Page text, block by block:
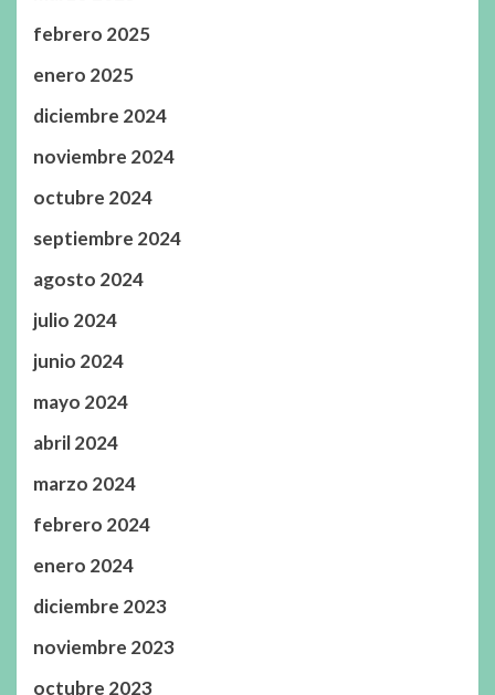
febrero 2025
enero 2025
diciembre 2024
noviembre 2024
octubre 2024
septiembre 2024
agosto 2024
julio 2024
junio 2024
mayo 2024
abril 2024
marzo 2024
febrero 2024
enero 2024
diciembre 2023
noviembre 2023
octubre 2023